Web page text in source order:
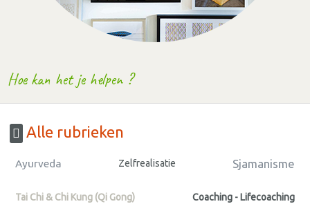
Hoe kan het je helpen ?
Alle rubrieken
Ayurveda Zelfrealisatie Sjamanisme
Tai Chi & Chi Kung (Qi Gong) Coaching - Lifecoaching